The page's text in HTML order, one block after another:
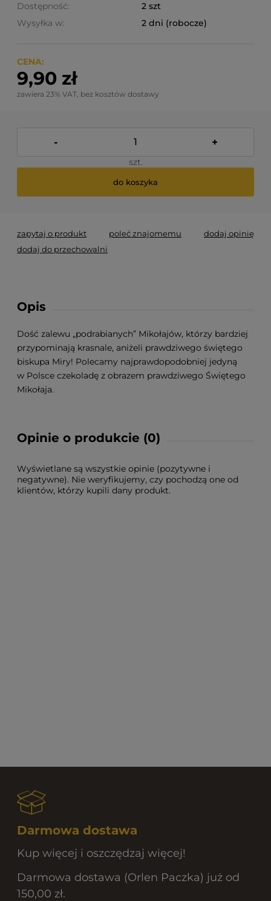
Dostępność:
2 szt
Wysyłka w:
2 dni (robocze)
CENA:
9,90 zł
zawiera 23% VAT, bez kosztów dostawy
- +
szt.
do koszyka
zapytaj o produkt poleć znajomemu
dodaj opinię
dodaj do przechowalni
Opis
Dość zalewu „podrabianych” Mikołajów, którzy bardziej
przypominają krasnale, aniżeli prawdziwego świętego
biskupa Miry! Polecamy najprawdopodobniej jedyną
w Polsce czekoladę z obrazem prawdziwego Świętego
Mikołaja.
Opinie o produkcie (0)
Wyświetlane są wszystkie opinie (pozytywne i
negatywne). Nie weryfikujemy, czy pochodzą one od
klientów, którzy kupili dany produkt.
Darmowa dostawa
Kup więcej i oszczędzaj więcej!
Darmowa dostawa (Orlen Paczka) już od
150,00 zł.